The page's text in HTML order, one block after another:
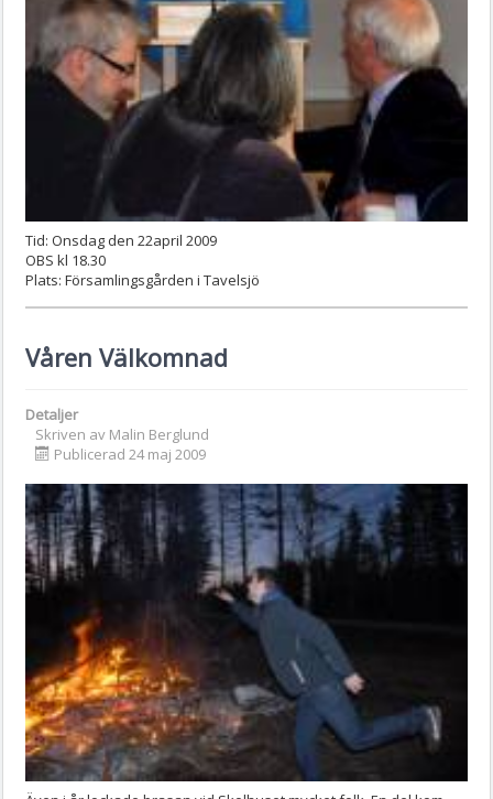
Tid: Onsdag den 22april 2009
OBS kl 18.30
Plats: Församlingsgården i Tavelsjö
Våren Välkomnad
Detaljer
Skriven av Malin Berglund
Publicerad 24 maj 2009